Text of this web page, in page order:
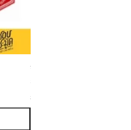
ชามเคลือบ Enamel Food grade ล
ภาษี รวม